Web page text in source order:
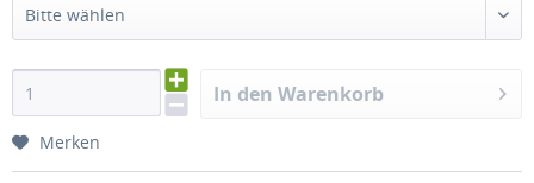
Bitte wählen
In den Warenkorb
Merken